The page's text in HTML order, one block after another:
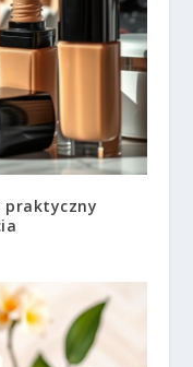
praktyczny